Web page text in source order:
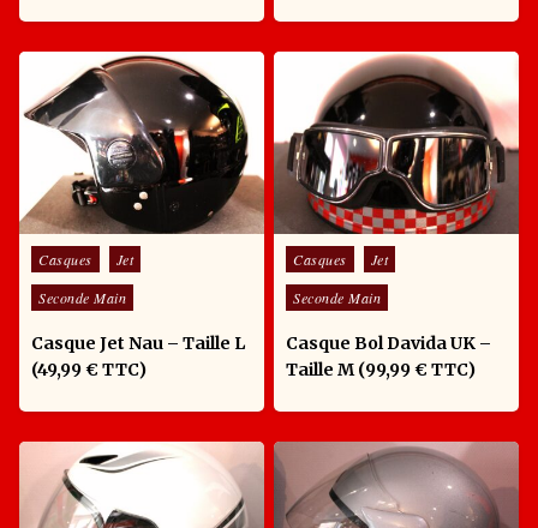
Posted in
Casques
Jet
Seconde Main
Casque Jet Nau – Taille L
(49,99 € TTC)
Posted in
Casques
Jet
Seconde Main
Casque Bol Davida UK –
Taille M (99,99 € TTC)